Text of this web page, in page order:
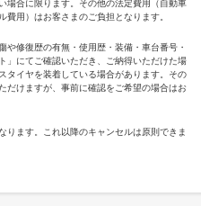
場合に限ります。その他の法定費用（自動車
用）はお客さまのご負担となります。
修復歴の有無・使用歴・装備・車台番号・
」にてご確認いただき、ご納得いただけた場
タイヤを装着している場合があります。その
だけますが、事前に確認をご希望の場合はお
ります。これ以降のキャンセルは原則できま